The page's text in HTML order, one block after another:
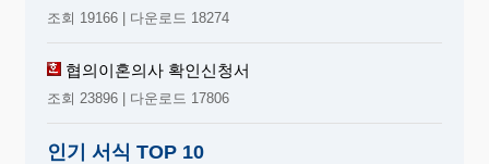
조회 19166 | 다운로드 18274
협의이혼의사 확인신청서
조회 23896 | 다운로드 17806
인기 서식 TOP 10